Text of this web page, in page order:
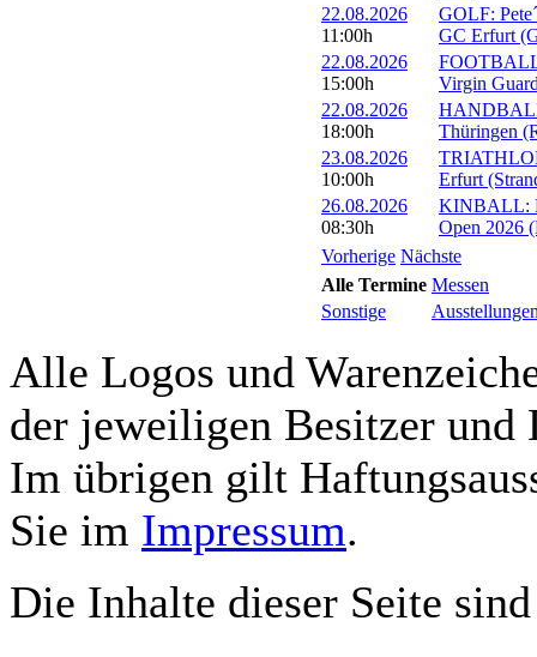
22.08.2026
11:00h
GOLF:
GC Erfurt
22.08.2026
15:00h
Virgin
22.08.2026
18:00h
Thüringen
23.08.2026
10:00h
Erfurt
26.08.2026
08:30h
KINBALL:
Open 2026
Vorherige Nächste
Alle Termine Messen
Sonstige
Alle Logos und
der jeweiligen Besitzer und
Im übrigen gilt
Sie im Impressum.
Die Inhalte dieser Seite